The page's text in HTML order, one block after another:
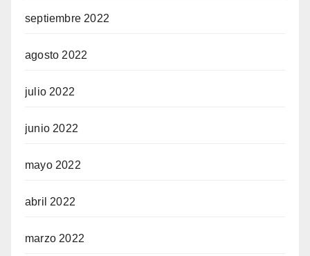
septiembre 2022
agosto 2022
julio 2022
junio 2022
mayo 2022
abril 2022
marzo 2022